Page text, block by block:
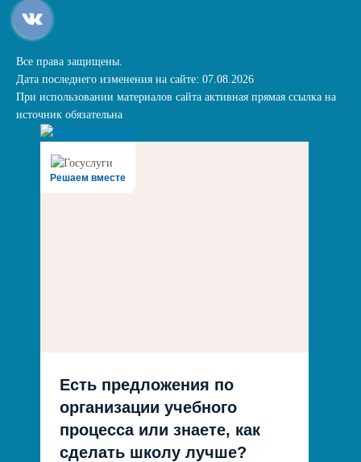
Все права защищены.
Дата последнего изменения на сайте: 07.08.2026
При использовании материалов сайта активная прямая ссылка на
источник обязательна
Решаем вместе
Есть предложения по
организации учебного
процесса или знаете, как
сделать школу лучше?